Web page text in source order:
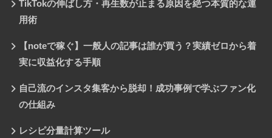
TikTokの伸ばし方・再生数が止まる原因を絶つ本質的な運
用術
【noteで稼ぐ】一般人の記事は誰が買う？実績ゼロから着
実に収益化する手順
自己流のインスタ集客から脱却！成功事例で学ぶファン化
の仕組み
レシピ分量計算ツール